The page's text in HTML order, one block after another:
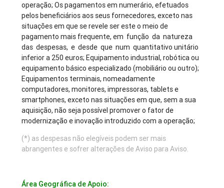
operação; Os pagamentos em numerário, efetuados
pelos beneficiários aos seus fornecedores, exceto nas
situações em que se revele ser este o meio de
pagamento mais frequente, em função da natureza
das despesas, e desde que num quantitativo unitário
inferior a 250 euros; Equipamento industrial, robótica ou
equipamento básico especializado (mobiliário ou outro);
Equipamentos terminais, nomeadamente
computadores, monitores, impressoras, tablets e
smartphones, exceto nas situações em que, sem a sua
aquisição, não seja possível promover o fator de
modernização e inovação introduzido com a operação;
(*) as despesas não elegíveis podem ser mais
abrangentes e sofrer alterações de Aviso para Aviso.
Área Geográfica de Apoio: